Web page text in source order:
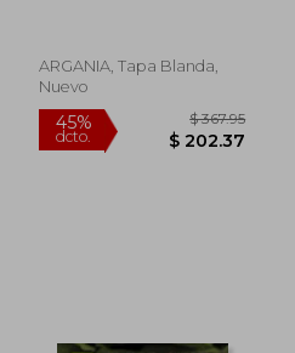
ARGANIA, Tapa Blanda,
Nuevo